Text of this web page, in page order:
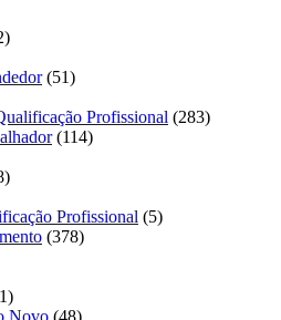
(51)
Profissional (283)
(114)
Profissional (5)
(378)
Novo (48)